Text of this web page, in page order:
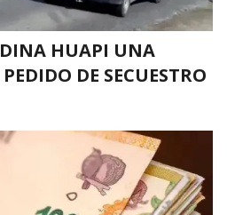
HUAPI UNA
DE SECUESTRO